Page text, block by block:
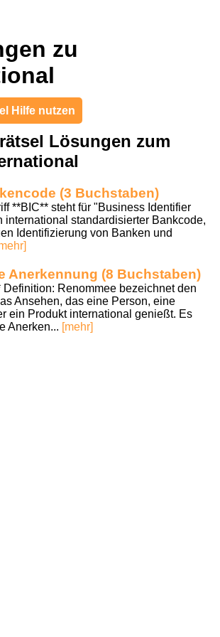
zu
Hilfe nutzen
Lösungen zum
(3 Buchstaben)
**BIC** steht für "Business Identifier
international standardisierter Bankcode,
Identifizierung von Banken und
Anerkennung (8 Buchstaben)
Renommee bezeichnet den
Ansehen, das eine Person, eine
ein Produkt international genießt. Es
Anerken... [mehr]